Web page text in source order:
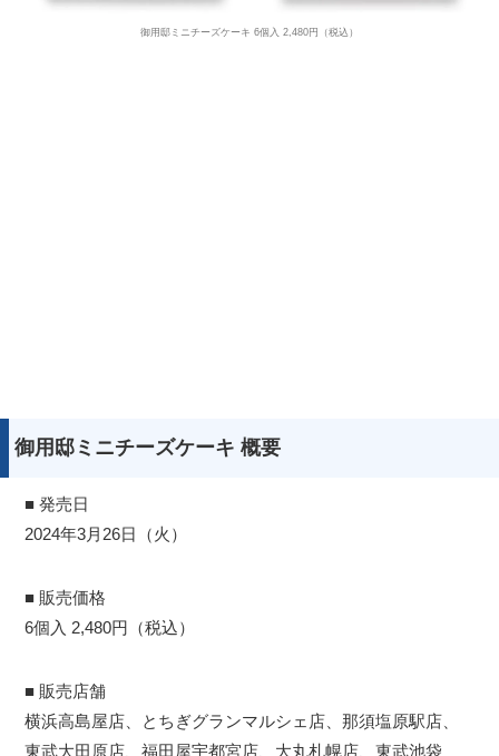
御用邸ミニチーズケーキ 6個入 2,480円（税込）
御用邸ミニチーズケーキ 概要
■ 発売日
2024年3月26日（火）
■ 販売価格
6個入 2,480円（税込）
■ 販売店舗
横浜高島屋店、とちぎグランマルシェ店、那須塩原駅店、
東武大田原店、福田屋宇都宮店、大丸札幌店、東武池袋